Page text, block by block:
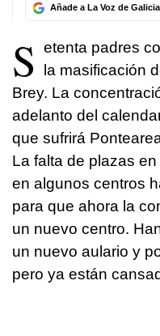
Añade a La Voz de
S
etenta padres
la masificación
Brey. La
adelanto del
que sufrirá
La falta de plazas
en algunos centros
para que ahora la
un nuevo centro.
un nuevo aulario y
pero ya están